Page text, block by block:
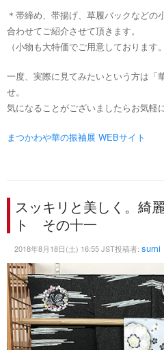
＊帯締め、帯揚げ、草履バックなどの
合わせてご紹介させて頂きます。
（小物も大特価でご用意しております。
一度、実際に見てみたいという方は「
せ。
気になることがございましたらお気軽
まつかわや華の振袖展 WEBサイト
スッキリと美しく。綺
ト その十一
2018年8月18日(土) 16:55 JST投稿者: sumi